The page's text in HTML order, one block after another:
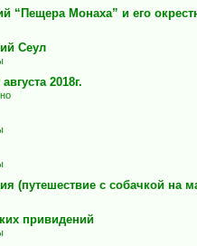
“Пещера Монаха” и его
Сеул
2018г.
(путешествие с собачкой на
привидений